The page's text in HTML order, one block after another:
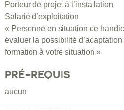
Porteur de projet à l’installation
Salarié d’exploitation
« Personne en situation de
évaluer la possibilité
formation à votre situation »
PRÉ-REQUIS
aucun